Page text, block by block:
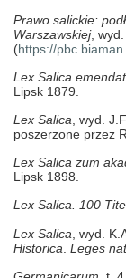
Prawo salickie:
Warszawskiej,
(https://
Lex Salica
Lipsk 1879.
Lex Salica , wyd.
poszerzone przez
Lex Salica zum
Lipsk 1898.
Lex Salica. 100
Lex Salica , wyd.
Historica Leges